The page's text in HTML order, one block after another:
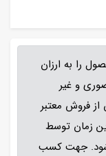
را به ارزان
و غیر
فروش معتبر
زمان توسط
شود. جهت کسب